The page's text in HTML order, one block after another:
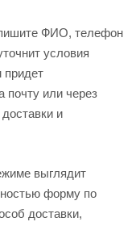
ФИО, телефон
условия
придет
почту или через
и
выглядит
форму по
доставки,